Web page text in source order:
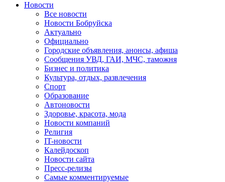
Новости
Все новости
Новости Бобруйска
Актуально
Официально
Городские объявления, анонсы, афиша
Сообщения УВД, ГАИ, МЧС, таможня
Бизнес и политика
Культура, отдых, развлечения
Спорт
Образование
Автоновости
Здоровье, красота, мода
Новости компаний
Религия
IT-новости
Калейдоскоп
Новости сайта
Пресс-релизы
Самые комментируемые